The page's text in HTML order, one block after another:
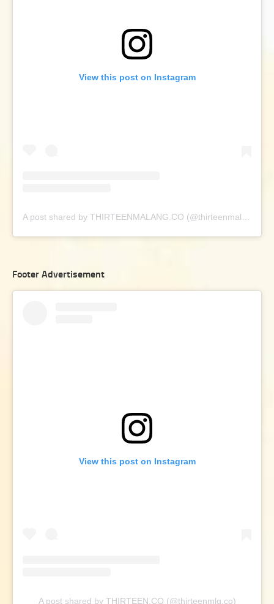
View this post on Instagram
A post shared by THIRTEENMALANG.CO (@thirteenmalang.co)
Footer Advertisement
View this post on Instagram
A post shared by THIRTEEN.CO (@thirteenmlg.co)